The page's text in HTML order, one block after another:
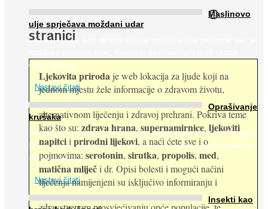
Maslinovo
ulje sprječava moždani udar
Maslinovo ulje, kao osnova zdrave mediteranske prehrane, već je
dalje. Njihovo ...
Nastavi čitati
Oprašivanje
krušaka
Pri podizanju nasada kruške zanemaruje se problem oprašivanja
kukcima jer vlada uvjerenje da će krušku oprašiti pčele medarice
(Apis mellifera). ...
Nastavi čitati
Insekti kao
O
stranici
Ljekovita priroda je web lokacija za ljude koji na
jednom mjestu žele informacije o zdravom životu,
alternativnom liječenju i zdravoj prehrani. Pokriva teme
kao što su: zdrava hrana, supernamirnice, ljekoviti
napitciiprirodni lijekovi, a naći ćete sve i o
pojmovima: serotonin, sirutka, propolis, med,
matična mliječi dr. Opisi bolesti i mogući načini
liječenja namijenjeni su isključivo informiranju i